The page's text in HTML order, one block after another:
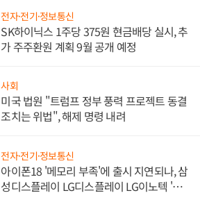
전자·전기·정보통신
SK하이닉스 1주당 375원 현금배당 실시, 추
가 주주환원 계획 9월 공개 예정
사회
미국 법원 "트럼프 정부 풍력 프로젝트 동결
조치는 위법", 해제 명령 내려
전자·전기·정보통신
아이폰18 '메모리 부족'에 출시 지연되나, 삼
성디스플레이 LG디스플레이 LG이노텍 '탈